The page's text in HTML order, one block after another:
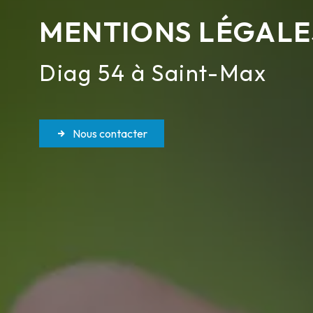
MENTIONS
Diag 54 à Saint-Max
Nous contacter